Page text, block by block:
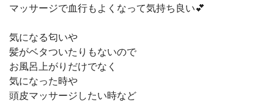
マッサージで血行もよくなって気持ち良い💕
気になる匂いや
髪がベタついたりもないので
お風呂上がりだけでなく
気になった時や
頭皮マッサージしたい時など